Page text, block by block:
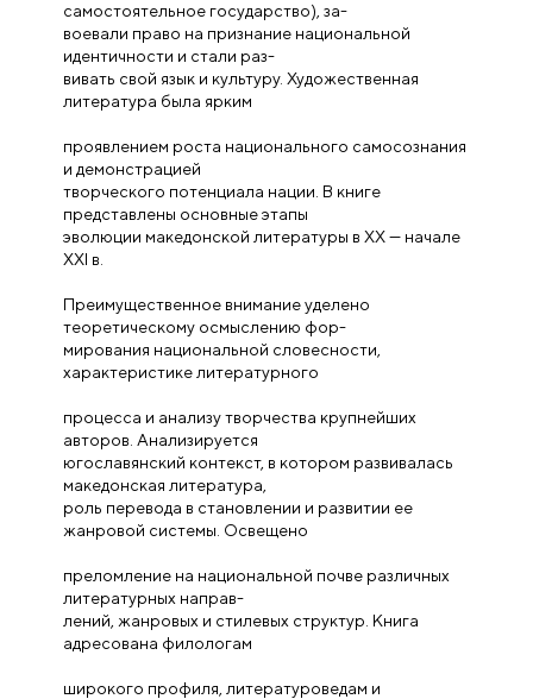
самостоятельное государство), за-
воевали право на признание национальной
идентичности и стали раз-
вивать свой язык и культуру. Художественная
литература была ярким
проявлением роста национального самосознания
и демонстрацией
творческого потенциала нации. В книге
представлены основные этапы
эволюции македонской литературы в XX — начале
XXI в.
Преимущественное внимание уделено
теоретическому осмыслению фор-
мирования национальной словесности,
характеристике литературного
процесса и анализу творчества крупнейших
авторов. Анализируется
югославянский контекст, в котором развивалась
македонская литература,
роль перевода в становлении и развитии ее
жанровой системы. Освещено
преломление на национальной почве различных
литературных направ-
лений, жанровых и стилевых структур. Книга
адресована филологам
широкого профиля, литературоведам и